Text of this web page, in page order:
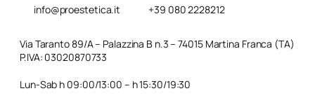
info@proestetica.it +39 080 2228212
Via Taranto 89/A – Palazzina B n.3 – 74015 Martina Franca (TA)
P.IVA: 03020870733
Lun-Sab h 09:00/13:00 – h 15:30/19:30